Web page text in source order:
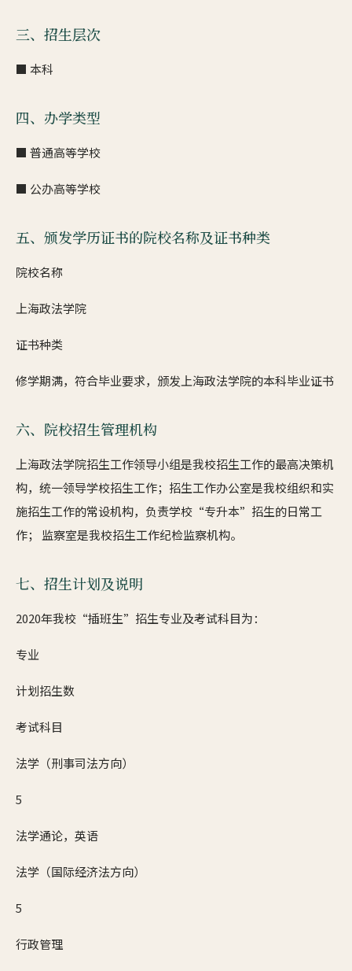
三、招生层次
■ 本科
四、办学类型
■ 普通高等学校
■ 公办高等学校
五、颁发学历证书的院校名称及证书种类
院校名称
上海政法学院
证书种类
修学期满，符合毕业要求，颁发上海政法学院的本科毕业证书
六、院校招生管理机构
上海政法学院招生工作领导小组是我校招生工作的最高决策机
构，统一领导学校招生工作；招生工作办公室是我校组织和实
施招生工作的常设机构，负责学校“专升本”招生的日常工
作； 监察室是我校招生工作纪检监察机构。
七、招生计划及说明
2020年我校“插班生”招生专业及考试科目为：
专业
计划招生数
考试科目
法学（刑事司法方向）
5
法学通论，英语
法学（国际经济法方向）
5
行政管理